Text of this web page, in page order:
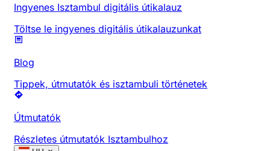
Ingyenes Isztambul digitális útikalauz
Töltse le ingyenes digitális útikalauzunkat
Blog
Tippek, útmutatók és isztambuli történetek
Útmutatók
Részletes útmutatók Isztambulhoz